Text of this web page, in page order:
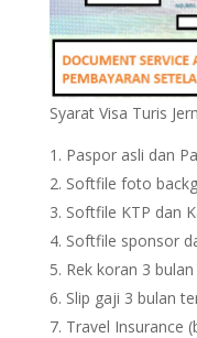
Syarat Visa Turis
Paspor asli dan
Softfile foto
Softfile KTP dan
Softfile sponsor
Rek koran 3
Slip gaji 3 bulan
Travel Insurance